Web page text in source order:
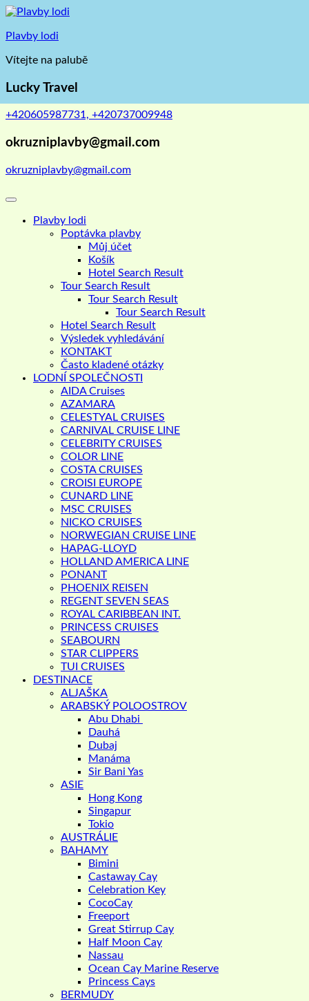
Skip
content
Plavby lodi
Vítejte na palubě
Lucky Travel
+420605987731, +420737009948
okruzniplavby@gmail.com
okruzniplavby@gmail.com
Plavby lodi
Poptávka plavby
Můj účet
Košík
Hotel Search Result
Tour Search Result
Tour Search Result
Tour Search Result
Hotel Search Result
Výsledek vyhledávání
KONTAKT
Často kladené otázky
LODNÍ SPOLEČNOSTI
AIDA Cruises
AZAMARA
CELESTYAL CRUISES
CARNIVAL CRUISE LINE
CELEBRITY CRUISES
COLOR LINE
COSTA CRUISES
CROISI EUROPE
CUNARD LINE
MSC CRUISES
NICKO CRUISES
NORWEGIAN CRUISE LINE
HAPAG-LLOYD
HOLLAND AMERICA LINE
PONANT
PHOENIX REISEN
REGENT SEVEN SEAS
ROYAL CARIBBEAN INT.
PRINCESS CRUISES
SEABOURN
STAR CLIPPERS
TUI CRUISES
DESTINACE
ALJAŠKA
ARABSKÝ POLOOSTROV
Abu Dhabi
Dauhá
Dubaj
Manáma
Sir Bani Yas
ASIE
Hong Kong
Singapur
Tokio
AUSTRÁLIE
BAHAMY
Bimini
Castaway Cay
Celebration Key
CocoCay
Freeport
Great Stirrup Cay
Half Moon Cay
Nassau
Ocean Cay Marine Reserve
Princess Cays
BERMUDY